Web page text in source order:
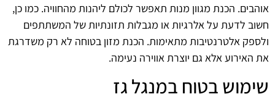
אוהבים. הכנת מגוון מנות תאפשר לכולם ליהנות מהחוויה. כמו כן,
חשוב לדעת על אלרגיות או מגבלות תזונתיות של המשתתפים
ולספק אלטרנטיבות מתאימות. הכנת מזון בטוחה לא רק משדרגת
את האירוע אלא גם יוצרת אווירה נעימה.
שימוש בטוח במנגל גז